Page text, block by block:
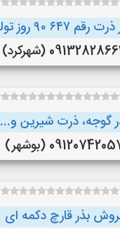
روز تولید ۱۴۰۲
(شهرکرد)
گوجه، ذرت شیرین و...
(بوشهر)
بذر قارچ دکمه ای